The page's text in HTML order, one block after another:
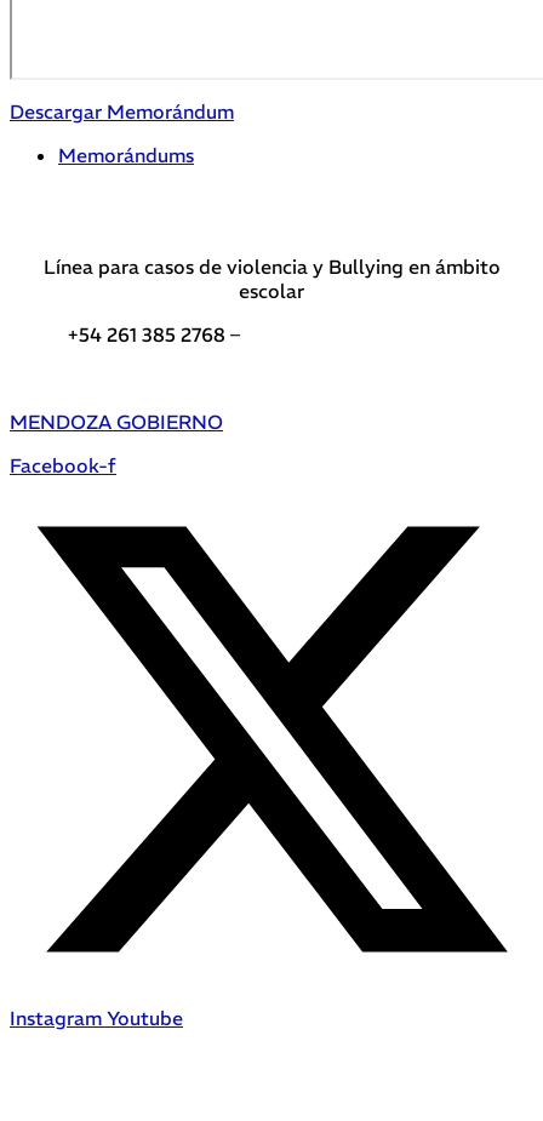
Descargar Memorándum
Memorándums
Línea para casos de violencia y Bullying en ámbito
escolar
+54 261 385 2768 –
MENDOZA GOBIERNO
Facebook-f
Instagram Youtube